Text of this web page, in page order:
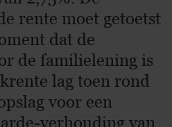
rente moet getoetst
dat de
de familielening is
lag toen rond
voor een
verhouding van